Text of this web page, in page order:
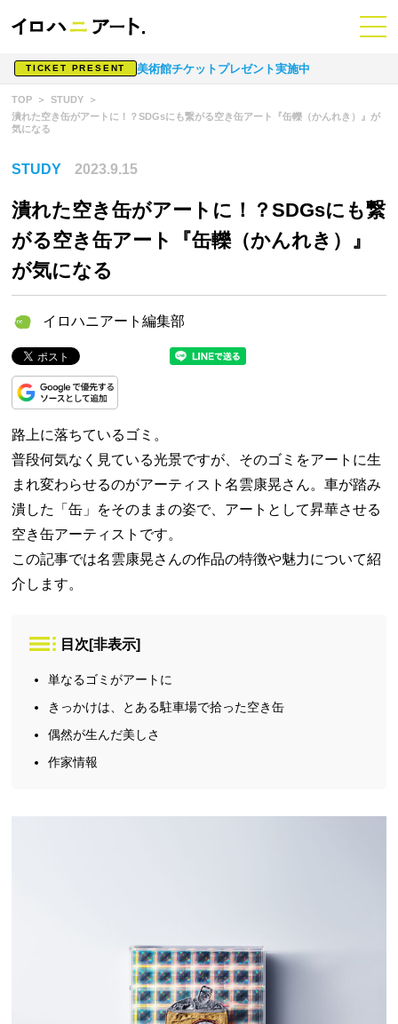
TICKET PRESENT 美術館チケットプレゼント実施中
TOP
STUDY
潰れた空き缶がアートに！？SDGsにも繋がる空き缶アート『缶轢（かんれき）』が
気になる
STUDY 2023.9.15
潰れた空き缶がアートに！？SDGsにも繋
がる空き缶アート『缶轢（かんれき）』
が気になる
イロハニアート編集部
路上に落ちているゴミ。
普段何気なく見ている光景ですが、そのゴミをアートに生
まれ変わらせるのがアーティスト名雲康晃さん。車が踏み
潰した「缶」をそのままの姿で、アートとして昇華させる
空き缶アーティストです。
この記事では名雲康晃さんの作品の特徴や魅力について紹
介します。
目次 [非表示]
単なるゴミがアートに
きっかけは、とある駐車場で拾った空き缶
偶然が生んだ美しさ
作家情報